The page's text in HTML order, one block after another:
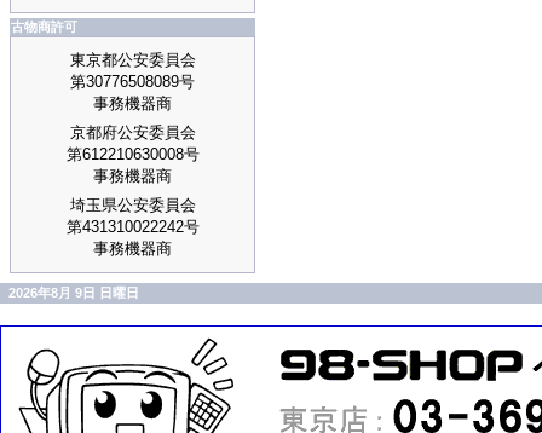
古物商許可
東京都公安委員会
第30776508089号
事務機器商
京都府公安委員会
第612210630008号
事務機器商
埼玉県公安委員会
第431310022242号
事務機器商
2026年8月 9日 日曜日